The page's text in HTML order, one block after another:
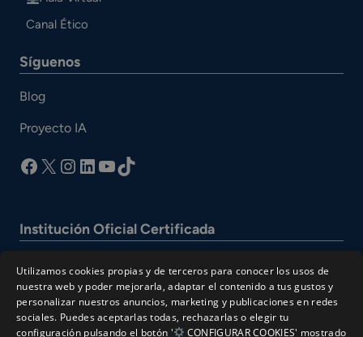
Canal Ético
Síguenos
Blog
Proyecto IA
facebook
X Instagram
LinkedIn
YouTube
TikTok
Institución Oficial Certificada
Utilizamos cookies propias y de terceros para conocer los usos de
nuestra web y poder mejorarla, adaptar el contenido a tus gustos y
personalizar nuestros anuncios, marketing y publicaciones en redes
sociales. Puedes aceptarlas todas, rechazarlas o elegir tu
configuración pulsando el botón '
CONFIGURAR COOKIES' mostrado